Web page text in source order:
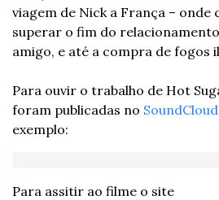
viagem de Nick a França – onde
superar o fim do
amigo, e até a compra de fogos
Para ouvir o trabalho de Hot
foram publicadas no SoundCloud
exemplo:
Para assitir ao filme o site